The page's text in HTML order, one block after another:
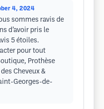
4, 2024
sommes ravis de
d’avoir pris le
5 étoiles.
pour tout
Prothèse
Cheveux &
Georges-de-